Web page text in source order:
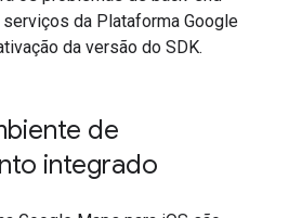
da Plataforma Google
da versão do SDK.
de
integrado